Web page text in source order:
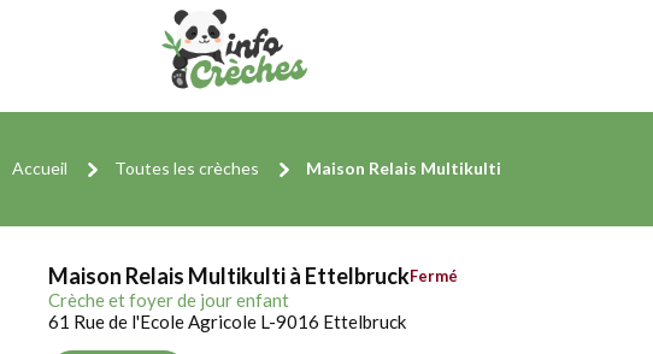
Accueil Toutes les crèches Maison Relais Multikulti
Maison Relais Multikulti à EttelbruckFermé
Crèche et foyer de jour enfant
61 Rue de l'Ecole Agricole L-9016 Ettelbruck